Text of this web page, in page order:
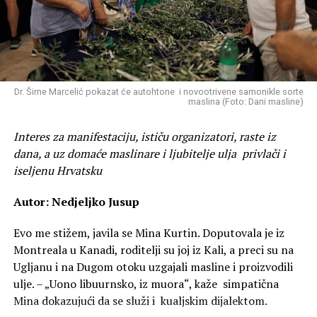
Utrka je na Olib privukla sudionike svih generacija, a
organizatori izAK Alojzije Stepinacjoš su jednom
uspješno nastavili tradiciju koja je prerasla okvire
atletske utrke.
Atletsko ljeto u Zadarskoj županiji nastavlja se već u
subotu, 8. kolovoza, kada će se održati jubilarna
Planinska utrka Starigrad – Veliko Rujno 2026.
Trenutno vodi međunarodnu klasu saksofona na
Umjetničkoj akademiji u Splitu i umjetnički je voditelj
ansambla S/UMAS, uz status ekskluzivnog umjetnika
brandova Selmer Paris i D’Addario Woodwinds.
Tenor Filip Filipović diplomirao je pjevanje na Muzičkoj
akademiji u Zagrebu u klasi Giorgia Suriana te se
usavršavao na renomiranoj belgijskoj akademiji Queen
Elisabeth Music Chapel. Kao solist opernog ansambla
HNK u Zagrebu i dobitnik prestižnih domaćih i
međunarodnih nagrada, poput nagrade „Mladi glazbenik
godine” i 2. nagrade na natjecanju „Hans Gabor
Belvedere”, ostvario je niz zapaženih uloga u operama
kao što su Traviata, Rigoletto, Čarobna frula i Norma.
Redovito nastupa na vodećim festivalima te surađuje s
istaknutim orkestrima i svjetski poznatim dirigentima u
Hrvatskoj i inozemstvu.
PRODAJA ULAZNICA
Dr. Šime Marcelić pokazat će autohtone i novootrivene samonikle sorte
maslina (Foto: Dani masline)
Interes za manifestaciju, ističu organizatori, raste iz
dana, a uz domaće maslinare i ljubitelje ulja privlači i
iseljenu Hrvatsku
Autor: Nedjeljko Jusup
Evo me stižem, javila se Mina Kurtin. Doputovala je iz
Montreala u Kanadi, roditelji su joj iz Kali, a preci su na
Ugljanu i na Dugom otoku uzgajali masline i proizvodili
ulje. – „Uono libuurnsko, iz muora“, kaže simpatična
Mina dokazujući da se služi i kualjskim dijalektom.